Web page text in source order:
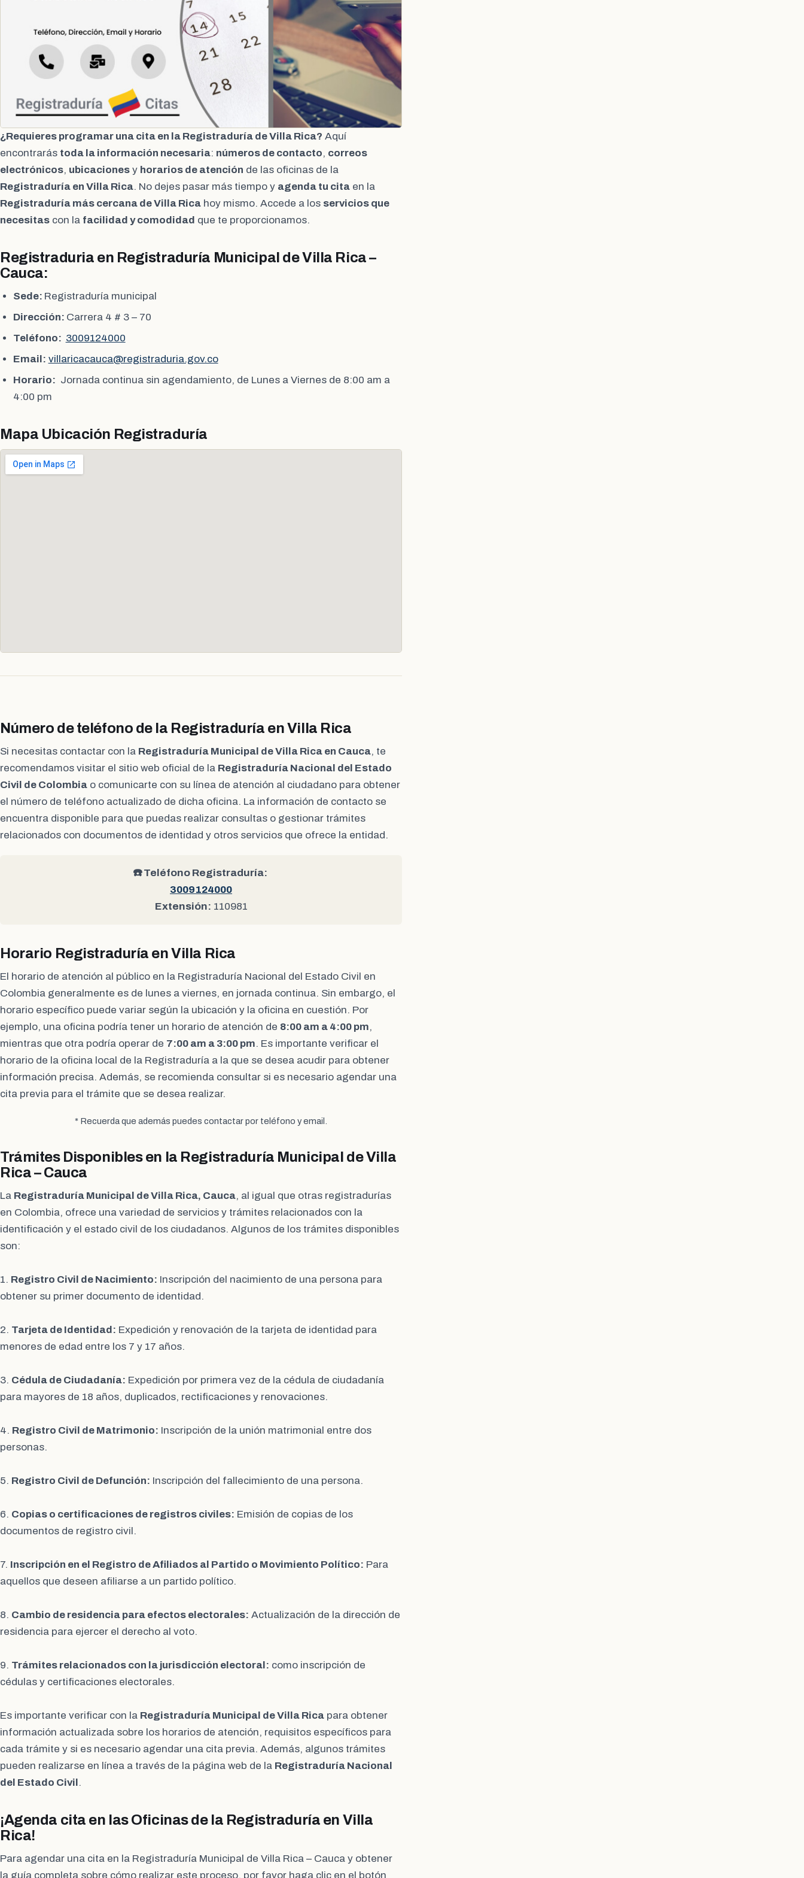
¿Requieres programar una cita en la Registraduría de Villa Rica? Aquí
encontrarás toda la información necesaria: números de contacto, correos
electrónicos, ubicaciones y horarios de atención de las oficinas de la
Registraduría en Villa Rica. No dejes pasar más tiempo y agenda tu cita en la
Registraduría más cercana de Villa Rica hoy mismo. Accede a los servicios que
necesitas con la facilidad y comodidad que te proporcionamos.
Registraduria en Registraduría Municipal de Villa Rica –
Cauca:
Sede: Registraduría municipal
Dirección: Carrera 4 # 3 – 70
Teléfono: 3009124000
Email: villaricacauca@registraduria.gov.co
Horario: Jornada continua sin agendamiento, de Lunes a Viernes de 8:00 am a
4:00 pm
Mapa Ubicación Registraduría
Número de teléfono de la Registraduría en Villa Rica
Si necesitas contactar con la Registraduría Municipal de Villa Rica en Cauca, te
recomendamos visitar el sitio web oficial de la Registraduría Nacional del Estado
Civil de Colombia o comunicarte con su línea de atención al ciudadano para obtener
el número de teléfono actualizado de dicha oficina. La información de contacto se
encuentra disponible para que puedas realizar consultas o gestionar trámites
relacionados con documentos de identidad y otros servicios que ofrece la entidad.
☎️ Teléfono Registraduría:
3009124000
Extensión: 110981
Horario Registraduría en Villa Rica
El horario de atención al público en la Registraduría Nacional del Estado Civil en
Colombia generalmente es de lunes a viernes, en jornada continua. Sin embargo, el
horario específico puede variar según la ubicación y la oficina en cuestión. Por
ejemplo, una oficina podría tener un horario de atención de 8:00 am a 4:00 pm,
mientras que otra podría operar de 7:00 am a 3:00 pm. Es importante verificar el
horario de la oficina local de la Registraduría a la que se desea acudir para obtener
información precisa. Además, se recomienda consultar si es necesario agendar una
cita previa para el trámite que se desea realizar.
* Recuerda que además puedes contactar por teléfono y email.
Trámites Disponibles en la Registraduría Municipal de Villa
Rica – Cauca
La Registraduría Municipal de Villa Rica, Cauca, al igual que otras registradurías
en Colombia, ofrece una variedad de servicios y trámites relacionados con la
identificación y el estado civil de los ciudadanos. Algunos de los trámites disponibles
son:
1. Registro Civil de Nacimiento: Inscripción del nacimiento de una persona para
obtener su primer documento de identidad.
2. Tarjeta de Identidad: Expedición y renovación de la tarjeta de identidad para
menores de edad entre los 7 y 17 años.
3. Cédula de Ciudadanía: Expedición por primera vez de la cédula de ciudadanía
para mayores de 18 años, duplicados, rectificaciones y renovaciones.
4. Registro Civil de Matrimonio: Inscripción de la unión matrimonial entre dos
personas.
5. Registro Civil de Defunción: Inscripción del fallecimiento de una persona.
6. Copias o certificaciones de registros civiles: Emisión de copias de los
documentos de registro civil.
7. Inscripción en el Registro de Afiliados al Partido o Movimiento Político: Para
aquellos que deseen afiliarse a un partido político.
8. Cambio de residencia para efectos electorales: Actualización de la dirección de
residencia para ejercer el derecho al voto.
9. Trámites relacionados con la jurisdicción electoral: como inscripción de
cédulas y certificaciones electorales.
Es importante verificar con la Registraduría Municipal de Villa Rica para obtener
información actualizada sobre los horarios de atención, requisitos específicos para
cada trámite y si es necesario agendar una cita previa. Además, algunos trámites
pueden realizarse en línea a través de la página web de la Registraduría Nacional
del Estado Civil .
¡Agenda cita en las Oficinas de la Registraduría en Villa
Rica!
Para agendar una cita en la Registraduría Municipal de Villa Rica – Cauca y obtener
la guía completa sobre cómo realizar este proceso, por favor haga clic en el botón